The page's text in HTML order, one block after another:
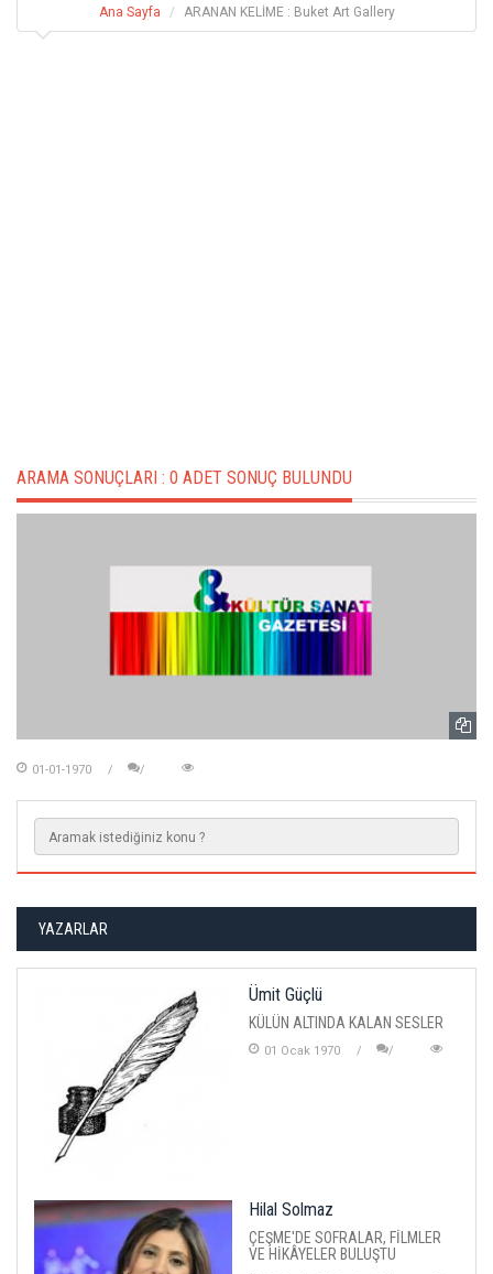
Ana Sayfa ARANAN KELİME : Buket Art Gallery
ARAMA SONUÇLARI : 0 ADET SONUÇ BULUNDU
01-01-1970
YAZARLAR
Ümit Güçlü
KÜLÜN ALTINDA KALAN SESLER
01 Ocak 1970
Hilal Solmaz
ÇEŞME'DE SOFRALAR, FİLMLER
VE HİKÂYELER BULUŞTU